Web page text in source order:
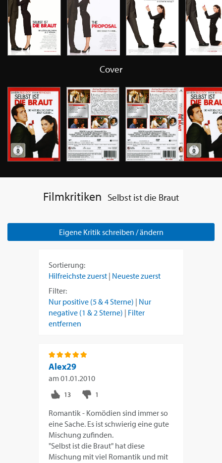
Cover
Filmkritiken Selbst ist die Braut
Eigene Kritik schreiben / ändern
Sortierung:
Hilfreichste zuerst | Neueste zuerst
Filter:
Nur positive (5 & 4 Sterne) | Nur
negative (1 & 2 Sterne) | Filter
entfernen
Alex29
am01.01.2010
Romantik - Komödien sind immer so
eine Sache. Es ist schwierig eine gute
Mischung zufinden.
"Selbst ist die Braut" hat diese
Mischung mit viel Romantik und mit